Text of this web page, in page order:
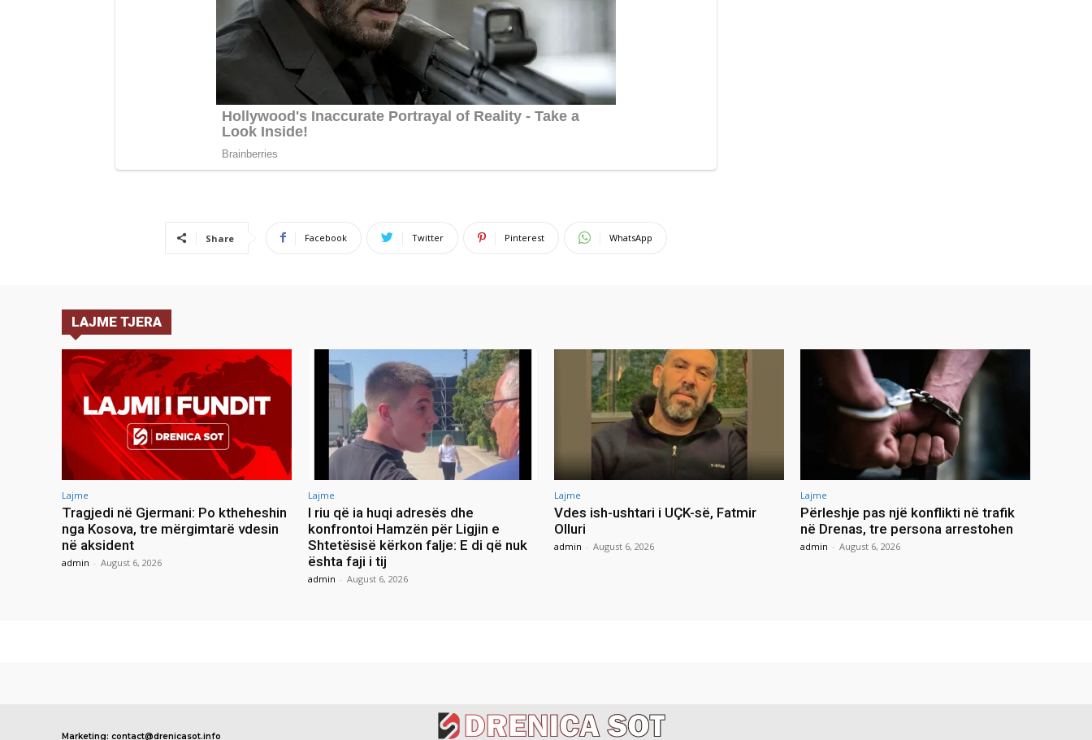
Share Facebook Twitter Pinterest WhatsApp
LAJME TJERA
Lajme
Tragjedi në Gjermani: Po ktheheshin
nga Kosova, tre mërgimtarë vdesin
në aksident
admin - August 6, 2026
Lajme
I riu që ia huqi adresës dhe
konfrontoi Hamzën për Ligjin e
Shtetësisë kërkon falje: E di që nuk
ështa faji i tij
admin - August 6, 2026
Lajme
Vdes ish-ushtari i UÇK-së, Fatmir
Olluri
admin - August 6, 2026
Lajme
Përleshje pas një konflikti në trafik
në Drenas, tre persona arrestohen
admin - August 6, 2026
Marketing: contact@drenicasot.info